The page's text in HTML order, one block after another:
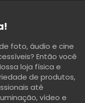
foto, áudio e cine
Então você
loja física e
de produtos,
até
vídeo e